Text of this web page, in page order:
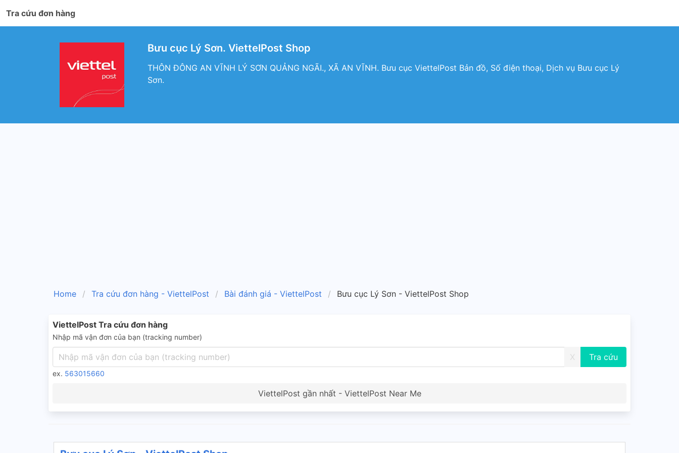
Tra cứu đơn hàng
Bưu cục Lý Sơn. ViettelPost Shop
THÔN ĐÔNG AN VĨNH LÝ SƠN QUẢNG NGÃI., XÃ AN VĨNH. Bưu cục ViettelPost Bản đồ, Số điện thoại, Dịch vụ Bưu cục Lý
Sơn.
Home Tra cứu đơn hàng - ViettelPost Bài đánh giá - ViettelPost Bưu cục Lý Sơn - ViettelPost Shop
ViettelPost Tra cứu đơn hàng
Nhập mã vận đơn của bạn (tracking number)
X
ex. 563015660
ViettelPost gần nhất - ViettelPost Near Me